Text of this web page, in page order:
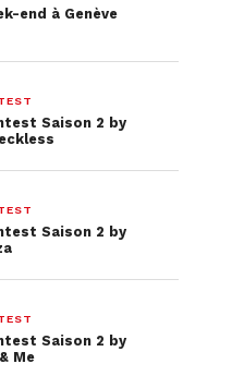
end à Genève
Saison 2 by
Saison 2 by
Saison 2 by
Me